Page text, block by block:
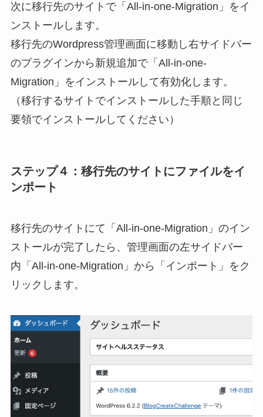
次に移行先のサイトで「All-in-one-Migration」をイ
ンストールします。
移行先のWordpress管理画面に移動し右サイドバー
のプラグインから新規追加で「All-in-one-
Migration」をインストールして有効化します。
（移行するサイトでインストールした手順と同じ
要領でインストールしてください）
ステップ４：移行先のサイトにファイルをイ
ンポート
移行先のサイトにて「All-in-one-Migration」のイン
ストールが完了したら、管理画面の左サイドバー
内「All-in-one-Migration」から「インポート」をク
リックします。